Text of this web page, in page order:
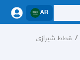
AR
/ قطط شيرازي